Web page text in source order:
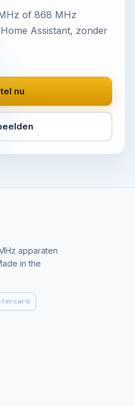
of 868 MHz
Assistant, zonder
nu
apparaten
in the